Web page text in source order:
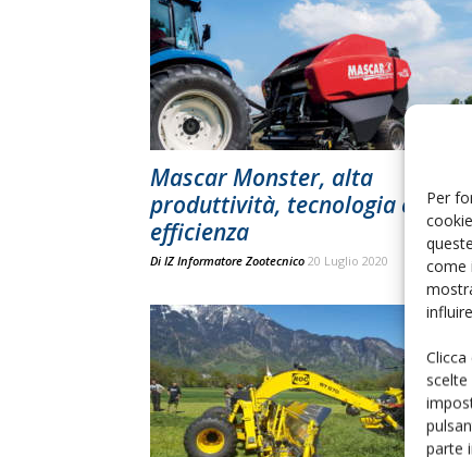
Per
come
parte
Mascar Monster, alta
produttività, tecnologia ed
efficienza
Di IZ Informatore Zootecnico 20 Luglio 2020